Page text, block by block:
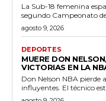
La Sub-18 femenina
segundo Campeonato
agosto 9, 2026
DEPORTES
MUERE DON
VICTORIAS EN LA
Don Nelson NBA pierde
influyentes. El técnico